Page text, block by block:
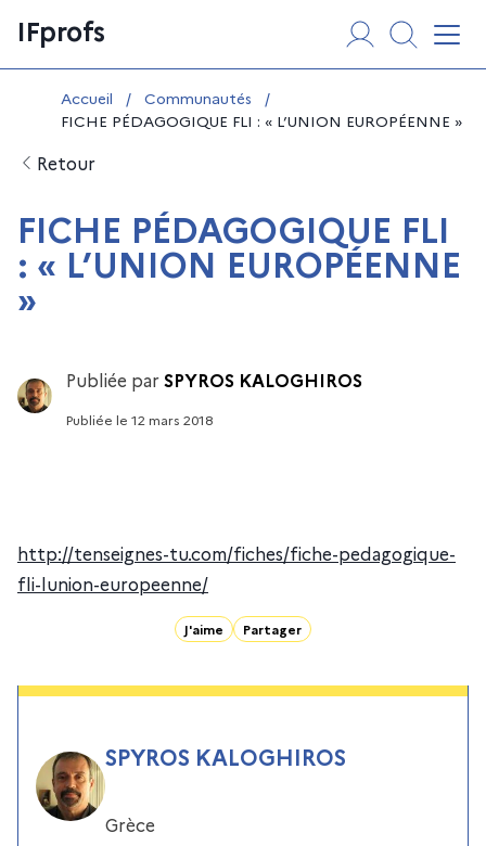
au
contenu
IFprofs
Vous êtes ici :
Accueil / Communautés
/
FICHE PÉDAGOGIQUE FLI : « L’UNION EUROPÉENNE »
Retour
FICHE PÉDAGOGIQUE FLI
: « L’UNION EUROPÉENNE
»
Publiée parSPYROS KALOGHIROS
Publiée le 12 mars 2018
http://tenseignes-tu.com/fiches/fiche-pedagogique-
fli-lunion-europeenne/
J'aime Partager
SPYROS KALOGHIROS
Grèce